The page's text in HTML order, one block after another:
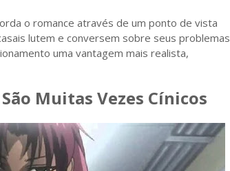
o romance através de um ponto de vista
lutem e conversem sobre seus problemas
uma vantagem mais realista,
Muitas Vezes Cínicos